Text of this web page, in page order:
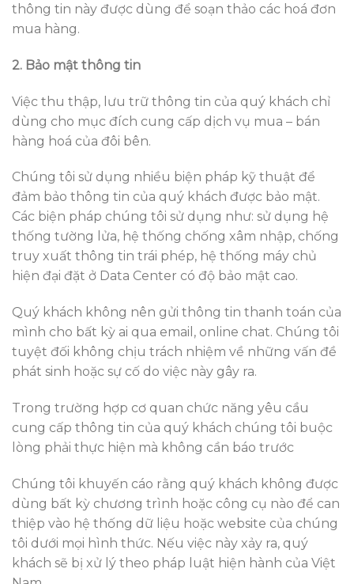
thông tin này được dùng để soạn thảo các hoá đơn
mua hàng.
2. Bảo mật thông tin
Việc thu thập, lưu trữ thông tin của quý khách chỉ
dùng cho mục đích cung cấp dịch vụ mua – bán
hàng hoá của đôi bên.
Chúng tôi sử dụng nhiều biện pháp kỹ thuật để
đảm bảo thông tin của quý khách được bảo mật.
Các biện pháp chúng tôi sử dụng như: sử dụng hệ
thống tường lửa, hệ thống chống xâm nhập, chống
truy xuất thông tin trái phép, hệ thống máy chủ
hiện đại đặt ở Data Center có độ bảo mật cao.
Quý khách không nên gửi thông tin thanh toán của
mình cho bất kỳ ai qua email, online chat. Chúng tôi
tuyệt đối không chịu trách nhiệm về những vấn đề
phát sinh hoặc sự cố do việc này gây ra.
Trong trường hợp cơ quan chức năng yêu cầu
cung cấp thông tin của quý khách chúng tôi buộc
lòng phải thực hiện mà không cần báo trước
Chúng tôi khuyến cáo rằng quý khách không được
dùng bất kỳ chương trình hoặc công cụ nào để can
thiệp vào hệ thống dữ liệu hoặc website của chúng
tôi dưới mọi hình thức. Nếu việc này xảy ra, quý
khách sẽ bị xử lý theo pháp luật hiện hành của Việt